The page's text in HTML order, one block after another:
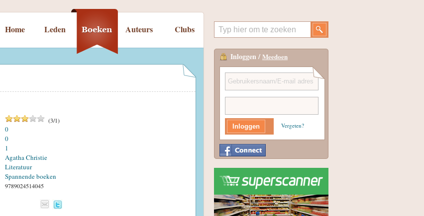
Home Leden Auteurs Clubs
(3/1)
0
0
1
Agatha Christie
Literatuur
Spannende boeken
9789024514045
Inloggen / Meedoen
Vergeten?